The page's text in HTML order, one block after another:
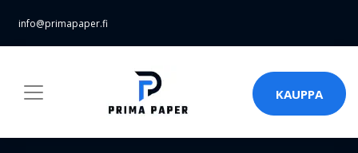
info@primapaper.fi
KAUPPA